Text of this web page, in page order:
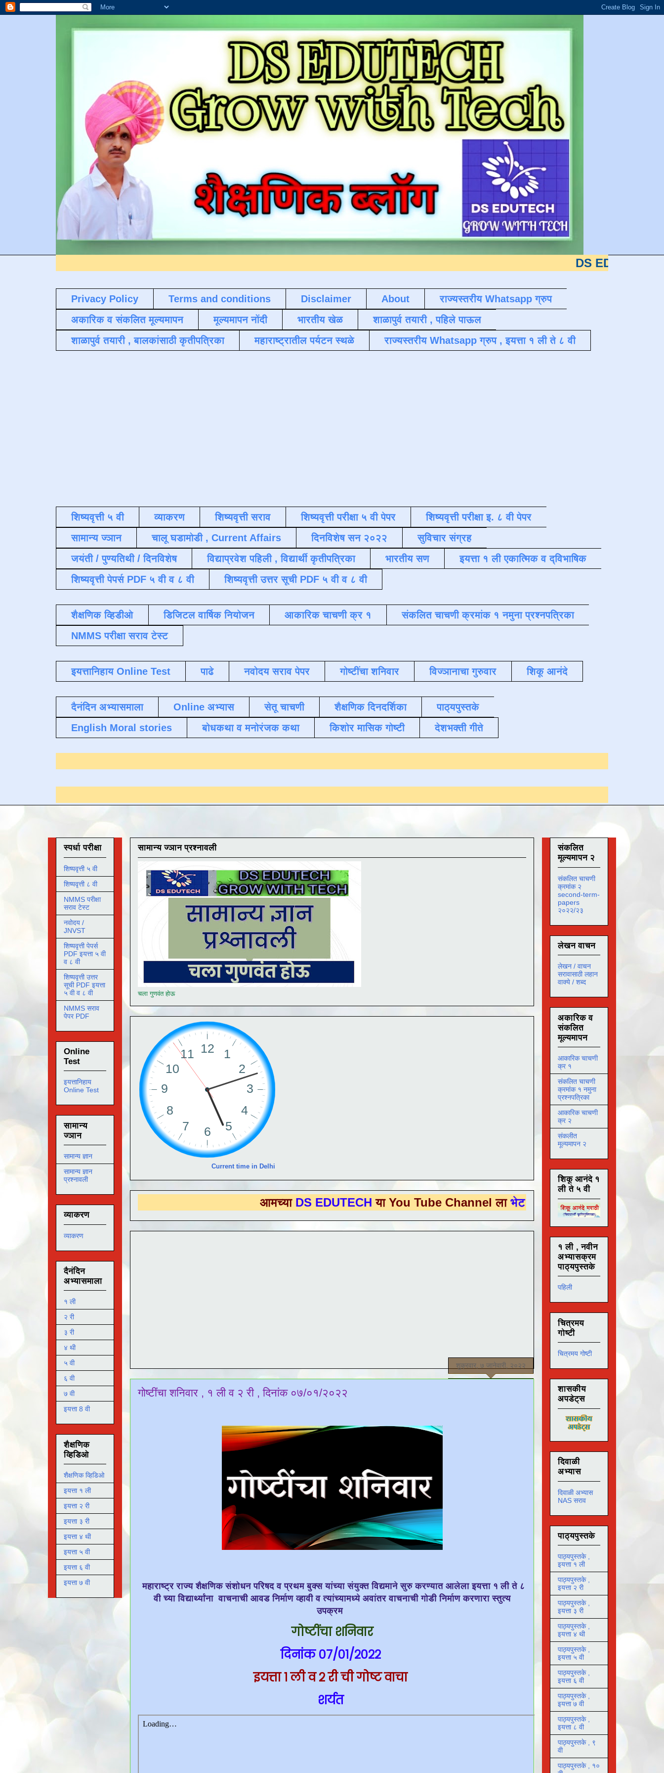
DS EDUTECH या शैक्षणिक
Privacy Policy Terms and conditions Disclaimer About
राज्यस्तरीय Whatsapp ग्रुप
अकारिक व संकलित मूल्यमापन
मूल्यमापन नोंदी भारतीय खेळ
शाळापुर्व तयारी , पहिले पाऊल
शाळापुर्व तयारी , बालकांसाठी कृतीपत्रिका
महाराष्ट्रातील पर्यटन स्थळे राज्यस्तरीय Whatsapp ग्रुप , इयत्ता १ ली ते ८ वी
शिष्यवृत्ती ५ वी व्याकरण शिष्यवृत्ती सराव शिष्यवृत्ती परीक्षा ५ वी पेपर
शिष्यवृत्ती परीक्षा इ. ८ वी पेपर
सामान्य ज्ञान
चालू घडामोडी , Current Affairs दिनविशेष सन २०२२
सुविचार संग्रह
जयंती / पुण्यतिथी / दिनविशेष
विद्याप्रवेश पहिली , विद्यार्थी कृतीपत्रिका भारतीय सण
इयत्ता १ ली एकात्मिक व द्विभाषिक
शिष्यवृत्ती पेपर्स PDF ५ वी व ८ वी
शिष्यवृत्ती उत्तर सूची PDF ५ वी व ८ वी
शैक्षणिक व्हिडीओ डिजिटल वार्षिक नियोजन आकारिक चाचणी क्र १
संकलित चाचणी क्रमांक १ नमुना प्रश्नपत्रिका
NMMS परीक्षा सराव टेस्ट
इयत्तानिहाय Online Test पाढे नवोदय सराव पेपर गोष्टींचा शनिवार विज्ञानाचा गुरुवार शिकू आनंदे
दैनंदिन अभ्यासमाला Online अभ्यास सेतू चाचणी शैक्षणिक दिनदर्शिका
पाठ्यपुस्तके
English Moral stories
बोधकथा व मनोरंजक कथा किशोर मासिक गोष्टी देशभक्ती गीते
सामान्य ज्ञान प्रश्नावली
चला गुणवंत होऊ
Current time in Delhi
DS EDUTECHया You Tube Channel लाभेट देण्यासाठी येथे क्लिक करा .
शुक्रवार, ७ जानेवारी, २०२२
गोष्टींचा शनिवार , १ ली व २ री , दिनांक ०७/०१/२०२२
महाराष्ट्र राज्य शैक्षणिक संशोधन परिषद व प्रथम बुक्स यांच्या संयुक्त विद्यमाने सुरु करण्यात आलेला इयत्ता १ ली ते ८
वी च्या विद्यार्थ्यांना वाचनाची आवड निर्माण व्हावी व त्यांच्यामध्ये अवांतर वाचनाची गोडी निर्माण करणारा स्तुत्य
उपक्रम
गोष्टींचा शनिवार
दिनांक ०७/०१/२०२२
इयत्ता १ ली व २ री ची गोष्ट वाचा
शर्यत
स्पर्धा परीक्षा
शिष्यवृत्ती ५ वी
शिष्यवृत्ती ८ वी
NMMS परीक्षा
सराव टेस्ट
नवोदय /
JNVST
शिष्यवृत्ती पेपर्स
PDF इयत्ता ५ वी
व ८ वी
शिष्यवृत्ती उत्तर
सूची PDF इयत्ता
५ वी व ८ वी
NMMS सराव
पेपर PDF
Online
Test
इयत्तानिहाय
Online Test
सामान्य
ज्ञान
सामान्य ज्ञान
सामान्य ज्ञान
प्रश्नावली
व्याकरण
व्याकरण
दैनंदिन
अभ्यासमाला
१ ली
२ री
३ री
४ थी
५ वी
६ वी
७ वी
इयत्ता 8 वी
शैक्षणिक
व्हिडिओ
शैक्षणिक व्हिडिओ
इयत्ता १ ली
इयत्ता २ री
इयत्ता ३ री
इयत्ता ४ थी
इयत्ता ५ वी
इयत्ता ६ वी
इयत्ता ७ वी
संकलित
मूल्यमापन २
संकलित चाचणी
क्रमांक २
second-term-
papers
२०२२/२३
लेखन वाचन
लेखन / वाचन
सरावासाठी लहान
वाक्ये / शब्द
अकारिक व
संकलित
मूल्यमापन
आकारिक चाचणी
क्र १
संकलित चाचणी
क्रमांक १ नमुना
प्रश्नपत्रिका
आकारिक चाचणी
क्र २
संकलीत
मूल्यमापन २
शिकू आनंदे १
ली ते ५ वी
१ ली , नवीन
अभ्यासक्रम
पाठ्यपुस्तके
पहिली
चित्रमय
गोष्टी
चित्रमय गोष्टी
शासकीय
अपडेट्स
दिवाळी
अभ्यास
दिवाळी अभ्यास
NAS सराव
पाठ्यपुस्तके
पाठ्यपुस्तके ,
इयत्ता १ ली
पाठ्यपुस्तके ,
इयत्ता २ री
पाठ्यपुस्तके ,
इयत्ता ३ री
पाठ्यपुस्तके ,
इयत्ता ४ थी
पाठ्यपुस्तके ,
इयत्ता ५ वी
पाठ्यपुस्तके ,
इयत्ता ६ वी
पाठ्यपुस्तके ,
इयत्ता ७ वी
पाठ्यपुस्तके ,
इयत्ता ८ वी
पाठ्यपुस्तके , ९
वी
पाठ्यपुस्तके , १०